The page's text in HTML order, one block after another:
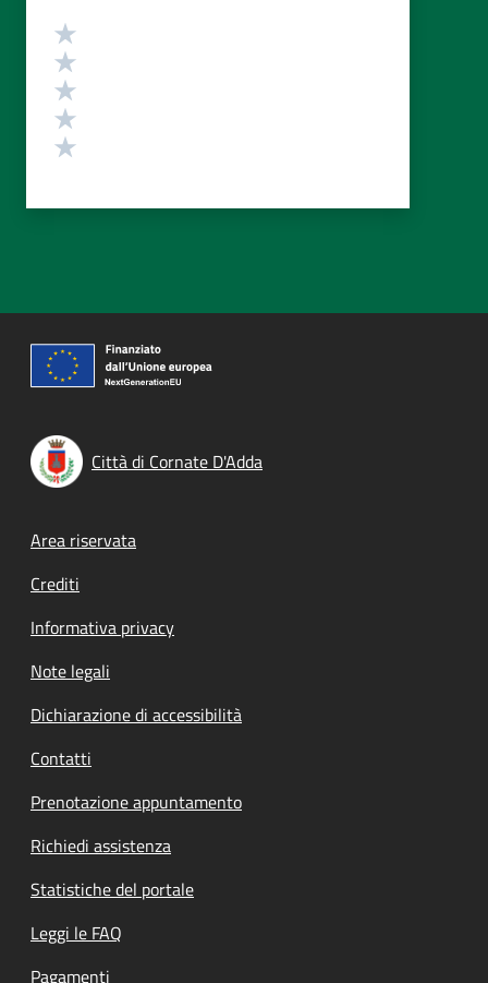
Valutazione
Città di Cornate D'Adda
Footer menu
Area riservata
Crediti
Informativa privacy
Note legali
Dichiarazione di accessibilità
Contatti
Prenotazione appuntamento
Richiedi assistenza
Statistiche del portale
Leggi le FAQ
Pagamenti